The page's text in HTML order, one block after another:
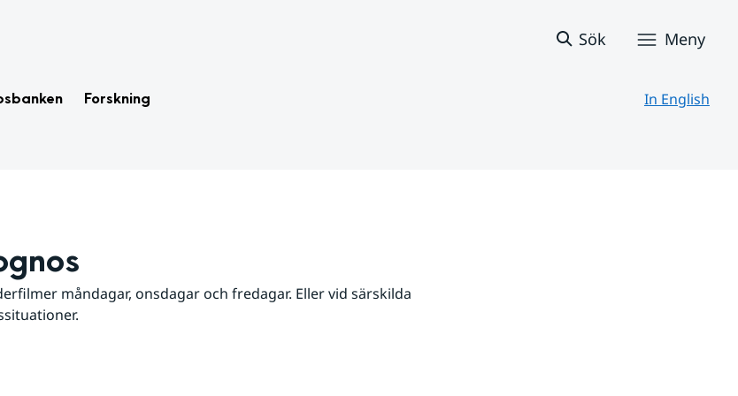
Sök Meny
Forskning In English
måndagar, onsdagar och fredagar. Eller vid särskilda